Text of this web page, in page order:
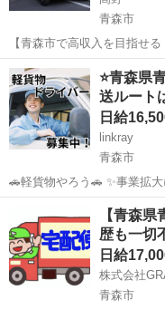
青森市
【青森市で高収入を目指せ
免許があれば未経験OK！丁
貨物中心の配送で、体力に
でプライベートとの両...
青森 ドライ
⭐️青森県
送ルート
日給
linkray
青森市
🚗軽貨物やろう🚗 ✨事業拡大につき仲間
スマートフォンとやる気だけ✨ ✨軽くて小さい荷物がメインだ
に優しい😂 ✨幅広い年齢の
験者、初心...
ドライ
【青森
歴も一切
日給
株式会社
青森市